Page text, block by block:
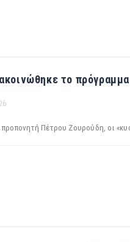
το
Πέτρου Ζουρούδη, οι